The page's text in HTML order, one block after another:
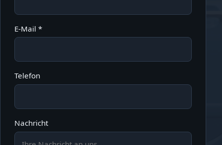
E-Mail *
Telefon
Nachricht